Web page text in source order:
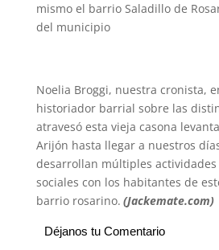
A
r
e
r
t
o
mismo el barrio Saladillo de
del municipio
Noelia Broggi, nuestra cronista,
historiador barrial sobre las
atravesó esta vieja casona
Arijón hasta llegar a nuestros
desarrollan múltiples
sociales con los habitantes de
barrio rosarino. (Jackemate.com)
Déjanos tu Comentario